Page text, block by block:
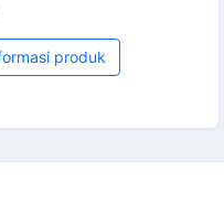
produk